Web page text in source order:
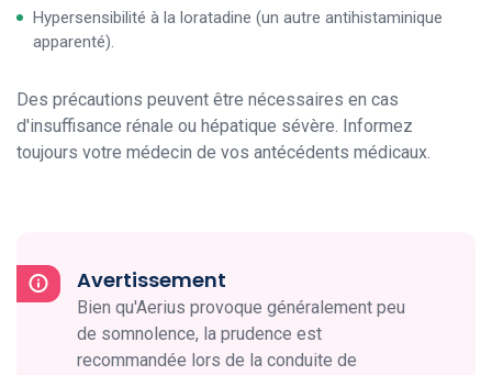
Hypersensibilité à la loratadine (un autre antihistaminique
apparenté).
Des précautions peuvent être nécessaires en cas
d'insuffisance rénale ou hépatique sévère. Informez
toujours votre médecin de vos antécédents médicaux.
Avertissement
Bien qu'Aerius provoque généralement peu
de somnolence, la prudence est
recommandée lors de la conduite de